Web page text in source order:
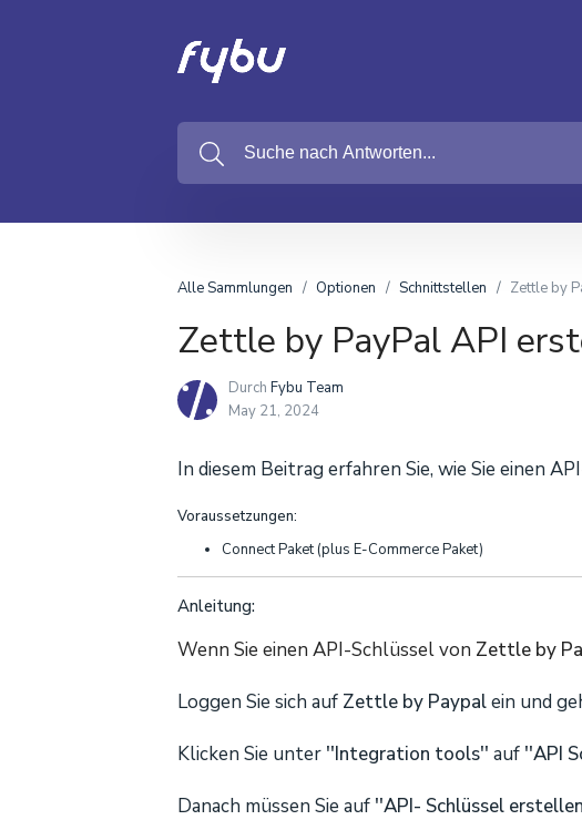
Alle Sammlungen Optionen Schnittstellen Zettle by
Zettle by PayPal API
Durch Fybu Team
May 21, 2024
In diesem Beitrag erfahren Sie, wie Sie einen
Voraussetzungen:
Connect Paket (plus E-Commerce Paket)
Anleitung:
Wenn Sie einen API-Schlüssel von Zettle by
Loggen Sie sich auf Zettle by Paypalein und
Klicken Sie unter ''Integration tools'' auf ''API
Danach müssen Sie auf ''API- Schlüssel